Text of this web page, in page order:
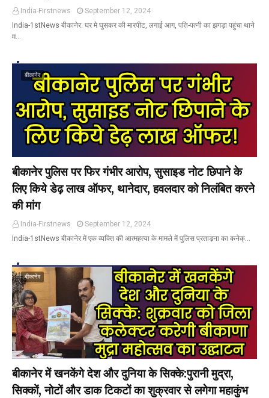
India-Firstnews
September 12, 2024
India-1stNews बीकानेर: घर मे घुसकर की मारपीट, लगाई आग, पति-पत्नी का झगड़ा पहुंचा थाने
म…
बीकानेर
बीकानेर पुलिस पर फिर गंभीर आरोप, सुसाइड नोट छिपाने के
लिए किये डेढ़ लाख ऑफर, थानेदार, हवलदार को निलंबित करने
की मांग
India-Firstnews
September 12, 2024
India-1stNews बीकानेर में एक व्यक्ति की आत्महत्या के मामले में पुलिस प्रताड़ना का कनेक्…
बीकानेर
बीकानेर में खनकेंगे देश और दुनिया के सिक्के:पुरानी मुद्रा,
सिक्कों, नोटों और डाक टिकटों का शुक्रवार से लगेगा महाकुंभ